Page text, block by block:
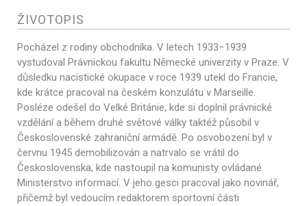
ŽIVOTOPIS
Pocházel z rodiny obchodníka. V letech 1933−1939
vystudoval Právnickou fakultu Německé univerzity v Praze. V
důsledku nacistické okupace v roce 1939 utekl do Francie,
kde krátce pracoval na českém konzulátu v Marseille.
Posléze odešel do Velké Británie, kde si doplnil právnické
vzdělání a během druhé světové války taktéž působil v
Československé zahraniční armádě. Po osvobození byl v
červnu 1945 demobilizován a natrvalo se vrátil do
Československa, kde nastoupil na komunisty ovládané
Ministerstvo informací. V jeho gesci pracoval jako novinář,
přičemž byl vedoucím redaktorem sportovní části